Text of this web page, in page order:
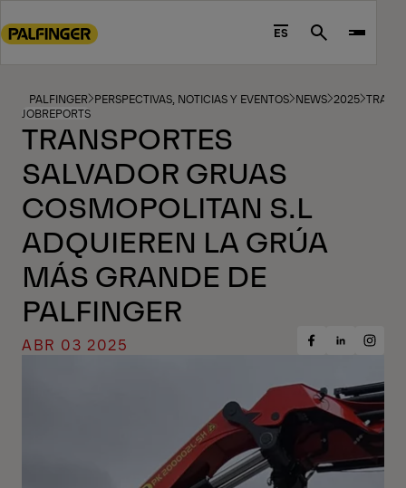
to
content
ES Search
PALFINGER PERSPECTIVAS, NOTICIAS Y EVENTOS NEWS 2025
JOBREPORTS
TRANSPORTES
SALVADOR GRUAS
COSMOPOLITAN S.L
ADQUIEREN LA GRÚA
MÁS GRANDE DE
PALFINGER
ABR 03 2025
Share
Facebook
Share
LinkedIn
Share